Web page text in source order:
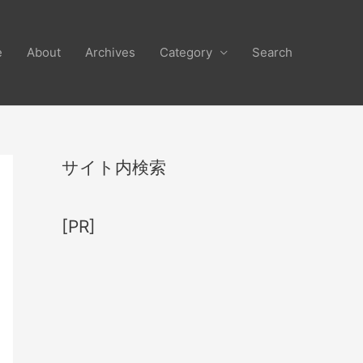
About Archives Category Search
サイト内検索
[PR]